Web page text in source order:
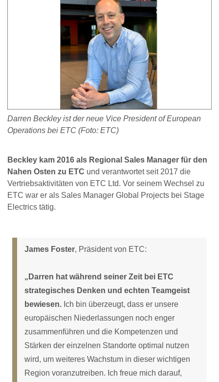
Darren Beckley ist der neue Vice President of European
Operations bei ETC (Foto: ETC)
Beckley kam 2016 als Regional Sales Manager für den
Nahen Osten zu ETC und verantwortet seit 2017 die
Vertriebsaktivitäten von ETC Ltd. Vor seinem Wechsel zu
ETC war er als Sales Manager Global Projects bei Stage
Electrics tätig.
James Foster, Präsident von ETC:
„Darren hat während seiner Zeit bei ETC
strategisches Denken und echten Teamgeist
bewiesen. Ich bin überzeugt, dass er unsere
europäischen Niederlassungen noch enger
zusammenführen und die Kompetenzen und
Stärken der einzelnen Standorte optimal nutzen
wird, um weiteres Wachstum in dieser wichtigen
Region voranzutreiben. Ich freue mich darauf,